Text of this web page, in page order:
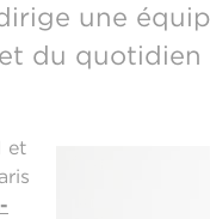
une
du quotidien
et